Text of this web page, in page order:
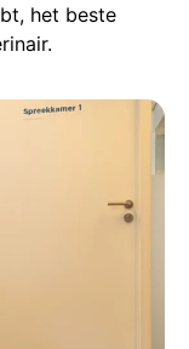
het beste